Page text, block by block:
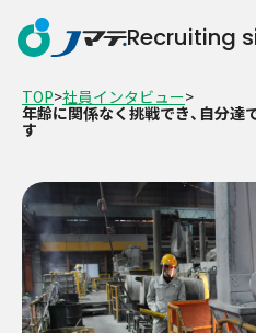
Recruiting
事業内容
数字で知るJマテ.
福利厚生について
社員インタビュー
募集要項
TOP>社員インタビュー>
年齢に関係なく挑戦でき、自分
す